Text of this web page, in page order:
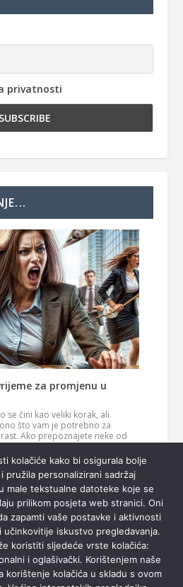
privatnosti
za promjenu u
se čini kao veliki korak, ali
što vam je potrebno za
Ako prepoznajete neke od
vrijeme da razmislite o novom
Vaš posao više vas…Pročitaj
kolačiće kako bi osigurala bolje
pružila personalizirani sadržaj
male tekstualne datoteke koje se
prilikom posjeta web stranici. Oni
zapamti vaše postavke i aktivnosti
učinkovitije iskustvo pregledavanja.
koristiti sljedeće vrste kolačića:
i oglašivački. Korištenjem naše
korištenje kolačića u skladu s ovom